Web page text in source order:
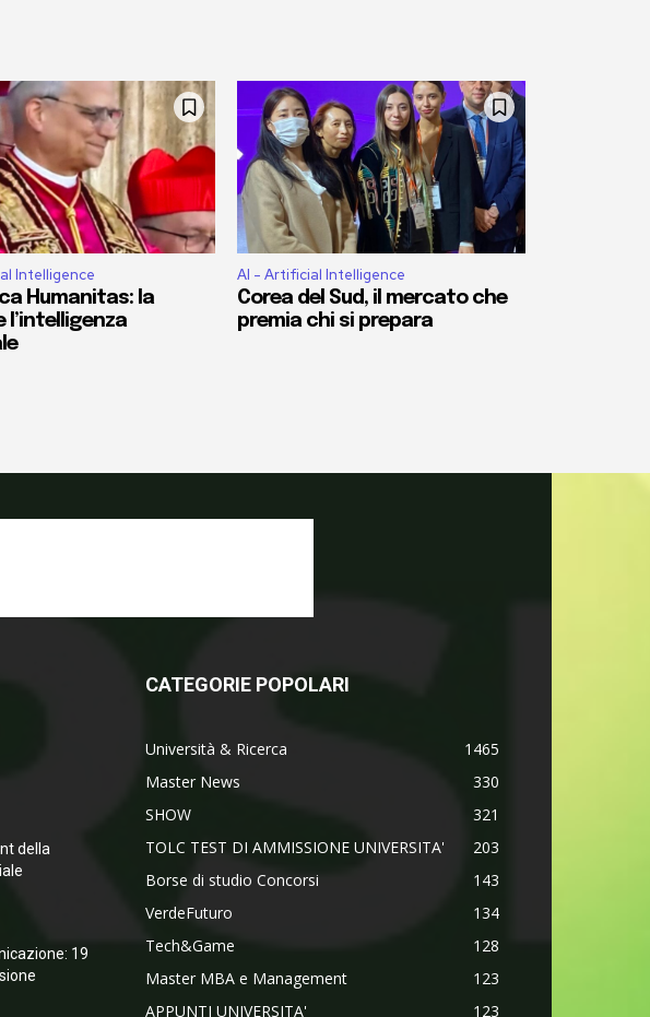
Intelligence
Humanitas: la
l’intelligenza
AI - Artificial Intelligence
Corea del Sud, il mercato che
premia chi si prepara
della
19
CATEGORIE POPOLARI
Università & Ricerca
1465
Master News
330
SHOW
321
TOLC TEST DI AMMISSIONE UNIVERSITA'
203
Borse di studio Concorsi
143
VerdeFuturo
134
Tech&Game
128
Master MBA e Management
123
APPUNTI UNIVERSITA'
123